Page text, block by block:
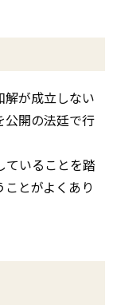
解が成立しない
公開の法廷で行
ていることを踏
とがよくあり